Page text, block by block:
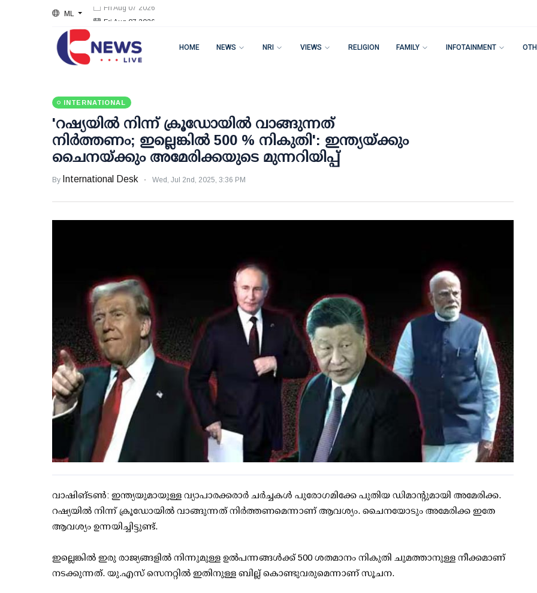
ML Fri Aug 07 2026
HOME NEWS NRI VIEWS RELIGION FAMILY INFOTAINMENT
INTERNATIONAL
'റഷ്യയില്‍ നിന്ന് ക്രൂഡോയില്‍ വാങ്ങുന്നത്
നിര്‍ത്തണം; ഇല്ലെങ്കില്‍ 500 % നികുതി': ഇന്ത്യയ്ക്കും
ചൈനയ്ക്കും അമേരിക്കയുടെ മുന്നറിയിപ്പ്
By International Desk Wed, Jul 2nd, 2025, 3:36 PM
വാഷിങ്ടണ്‍: ഇന്ത്യയുമായുള്ള വ്യാപാരക്കരാര്‍ ചര്‍ച്ചകള്‍ പുരോഗമിക്കേ പുതിയ ഡിമാന്റുമായി അമേരിക്ക.
റഷ്യയില്‍ നിന്ന് ക്രൂഡോയില്‍ വാങ്ങുന്നത് നിര്‍ത്തണമെന്നാണ് ആവശ്യം. ചൈനയോടും അമേരിക്ക ഇതേ
ആവശ്യം ഉന്നയിച്ചിട്ടുണ്ട്.
ഇല്ലെങ്കില്‍ ഇരു രാജ്യങ്ങളില്‍ നിന്നുമുള്ള ഉല്‍പന്നങ്ങള്‍ക്ക് 500 ശതമാനം നികുതി ചുമത്താനുള്ള നീക്കമാണ്
നടക്കുന്നത്. യു.എസ് സെനറ്റില്‍ ഇതിനുള്ള ബില്ല് കൊണ്ടുവരുമെന്നാണ് സൂചന.